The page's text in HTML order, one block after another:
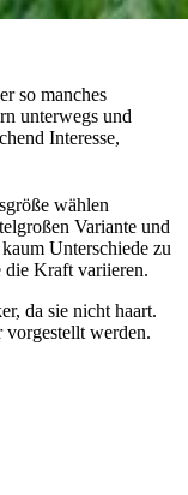
so manches
unterwegs und
Interesse,
wählen
Variante und
Unterschiede zu
die Kraft variieren.
da sie nicht haart.
werden.